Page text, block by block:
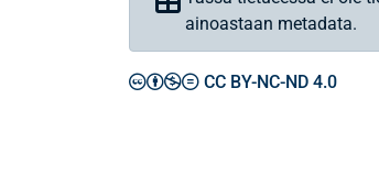
ainoastaan metadata.
CC BY-NC-ND 4.0